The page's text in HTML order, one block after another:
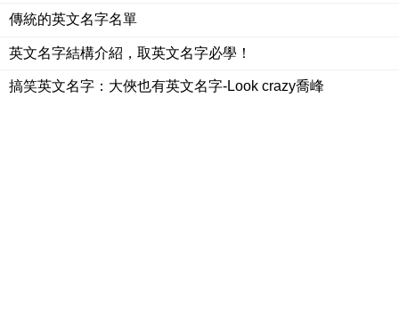
傳統的英文名字名單
英文名字結構介紹，取英文名字必學！
搞笑英文名字：大俠也有英文名字-Look crazy喬峰